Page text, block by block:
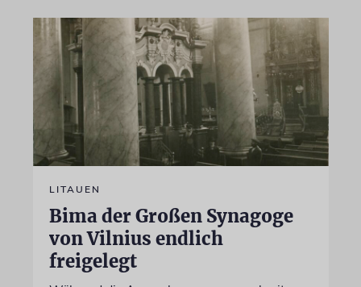
LITAUEN
Bima der Großen Synagoge
von Vilnius endlich
freigelegt